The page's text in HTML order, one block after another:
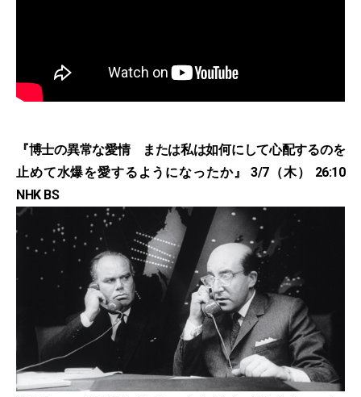
『博士の異常な愛情 または私は如何にして心配するのを
止めて水爆を愛するようになったか』 3/7（木） 26:10
NHK BS